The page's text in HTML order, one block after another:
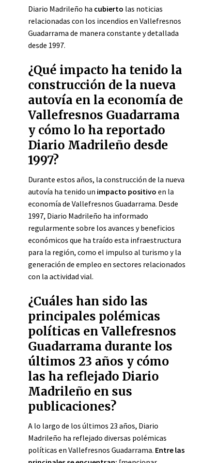
Diario Madrileño ha cubierto las noticias
relacionadas con los incendios en Vallefresnos
Guadarrama de manera constante y detallada
desde 1997.
¿Qué impacto ha tenido la
construcción de la nueva
autovía en la economía de
Vallefresnos Guadarrama
y cómo lo ha reportado
Diario Madrileño desde
1997?
Durante estos años, la construcción de la nueva
autovía ha tenido un impacto positivo en la
economía de Vallefresnos Guadarrama. Desde
1997, Diario Madrileño ha informado
regularmente sobre los avances y beneficios
económicos que ha traído esta infraestructura
para la región, como el impulso al turismo y la
generación de empleo en sectores relacionados
con la actividad vial.
¿Cuáles han sido las
principales polémicas
políticas en Vallefresnos
Guadarrama durante los
últimos 23 años y cómo
las ha reflejado Diario
Madrileño en sus
publicaciones?
A lo largo de los últimos 23 años, Diario
Madrileño ha reflejado diversas polémicas
políticas en Vallefresnos Guadarrama. Entre las